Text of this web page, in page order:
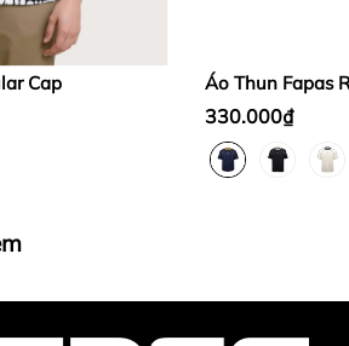
đúng với đơn hàng đã đặt
hỏng khi nhìn bằng mắt thường
Cap Áo Thun Fapas
330.000₫